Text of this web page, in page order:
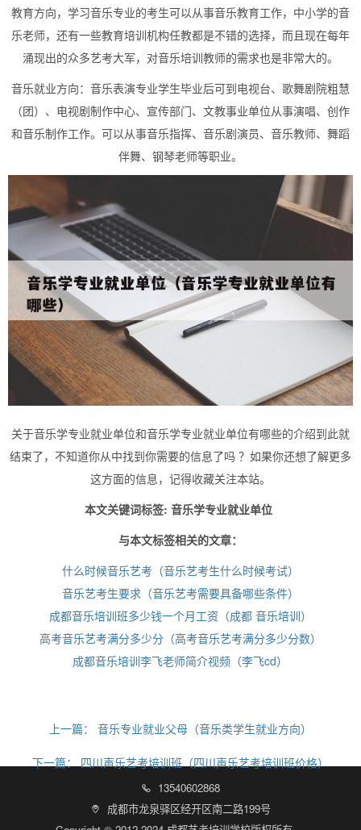
教育方向，学习音乐专业的考生可以从事音乐教育工作，中小学的音
乐老师，还有一些教育培训机构任教都是不错的选择，而且现在每年
涌现出的众多艺考大军，对音乐培训教师的需求也是非常大的。
音乐就业方向：音乐表演专业学生毕业后可到电视台、歌舞剧院粗慧
（团）、电视剧制作中心、宣传部门、文教事业单位从事演唱、创作
和音乐制作工作。可以从事音乐指挥、音乐剧演员、音乐教师、舞蹈
伴舞、钢琴老师等职业。
关于音乐学专业就业单位和音乐学专业就业单位有哪些的介绍到此就
结束了，不知道你从中找到你需要的信息了吗 ？如果你还想了解更多
这方面的信息，记得收藏关注本站。
本文关键词标签: 音乐学专业就业单位
与本文标签相关的文章：
什么时候音乐艺考（音乐艺考生什么时候考试）
音乐艺考生要求（音乐艺考需要具备哪些条件）
成都音乐培训班多少钱一个月工资（成都 音乐培训）
高考音乐艺考满分多少分（高考音乐艺考满分多少分数）
成都音乐培训李飞老师简介视频（李飞cd）
上一篇： 音乐专业就业父母（音乐类学生就业方向）
下一篇： 四川声乐艺考培训班（四川声乐艺考培训班价格）
 13540602868

成都市龙泉驿区经开区南二路199号